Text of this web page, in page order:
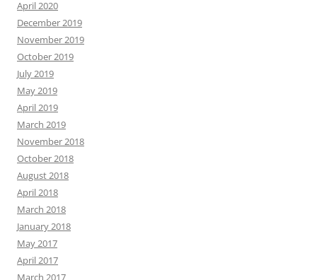
April 2020
December 2019
November 2019
October 2019
July 2019
May 2019
April 2019
March 2019
November 2018
October 2018
August 2018
April 2018
March 2018
January 2018
May 2017
April 2017
March 2017